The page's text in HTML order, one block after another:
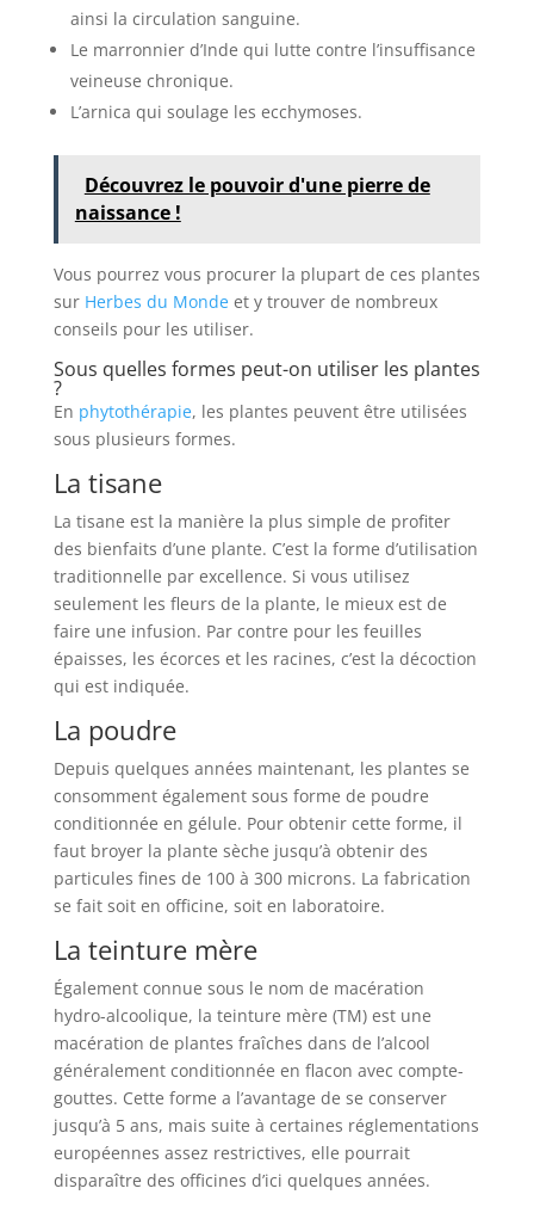
ainsi la circulation sanguine.
Le marronnier d’Inde qui lutte contre l’insuffisance
veineuse chronique.
L’arnica qui soulage les ecchymoses.
Découvrez le pouvoir d'une pierre de
naissance !
Vous pourrez vous procurer la plupart de ces plantes
sur Herbes du Mondeet y trouver de nombreux
conseils pour les utiliser.
Sous quelles formes peut-on utiliser les plantes
?
En phytothérapie, les plantes peuvent être utilisées
sous plusieurs formes.
La tisane
La tisane est la manière la plus simple de profiter
des bienfaits d’une plante. C’est la forme d’utilisation
traditionnelle par excellence. Si vous utilisez
seulement les fleurs de la plante, le mieux est de
faire une infusion. Par contre pour les feuilles
épaisses, les écorces et les racines, c’est la décoction
qui est indiquée.
La poudre
Depuis quelques années maintenant, les plantes se
consomment également sous forme de poudre
conditionnée en gélule. Pour obtenir cette forme, il
faut broyer la plante sèche jusqu’à obtenir des
particules fines de 100 à 300 microns. La fabrication
se fait soit en officine, soit en laboratoire.
La teinture mère
Également connue sous le nom de macération
hydro-alcoolique, la teinture mère (TM) est une
macération de plantes fraîches dans de l’alcool
généralement conditionnée en flacon avec compte-
gouttes. Cette forme a l’avantage de se conserver
jusqu’à 5 ans, mais suite à certaines réglementations
européennes assez restrictives, elle pourrait
disparaître des officines d’ici quelques années.